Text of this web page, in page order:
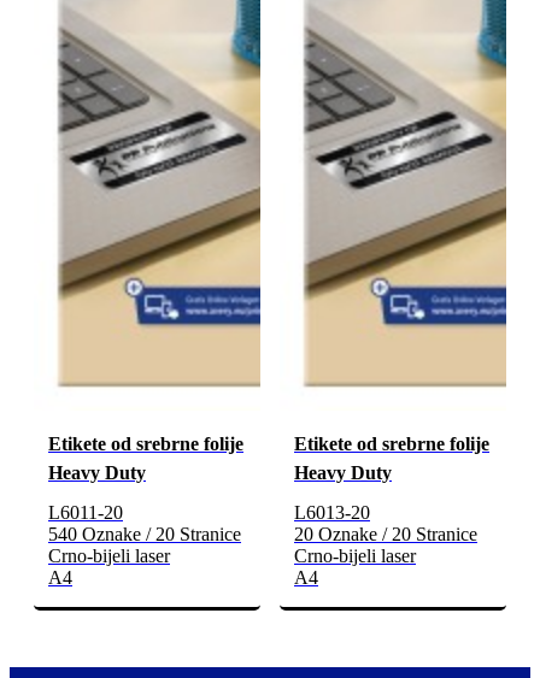
Etikete od srebrne folije
Heavy Duty
L6011-20
540 Oznake / 20 Stranice
Crno-bijeli laser
A4
Etikete od srebrne folije
Heavy Duty
L6013-20
20 Oznake / 20 Stranice
Crno-bijeli laser
A4